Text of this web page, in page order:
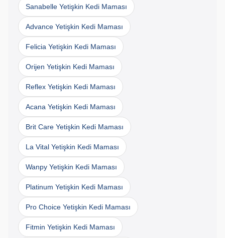
Sanabelle Yetişkin Kedi Maması
Advance Yetişkin Kedi Maması
Felicia Yetişkin Kedi Maması
Orijen Yetişkin Kedi Maması
Reflex Yetişkin Kedi Maması
Acana Yetişkin Kedi Maması
Brit Care Yetişkin Kedi Maması
La Vital Yetişkin Kedi Maması
Wanpy Yetişkin Kedi Maması
Platinum Yetişkin Kedi Maması
Pro Choice Yetişkin Kedi Maması
Fitmin Yetişkin Kedi Maması